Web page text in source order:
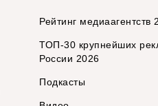
Рейтинг медиаагентств
ТОП-30 крупнейших
России 2026
Подкасты